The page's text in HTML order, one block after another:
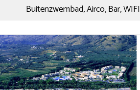
Buitenzwembad, Airco, Bar, WIFI